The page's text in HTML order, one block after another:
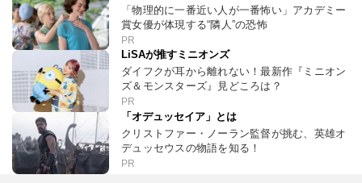
「物理的に一番近い人が一番怖い」アカデミー
賞女優が体現する“隣人”の恐怖
PR
LiSAが推すミニオンズ
ダイフクが耳から離れない！最新作『ミニオン
ズ＆モンスターズ』見どころは？
PR
「オデュッセイア」とは
クリストファー・ノーラン監督が挑む、英雄オ
デュッセウスの物語を知る！
PR